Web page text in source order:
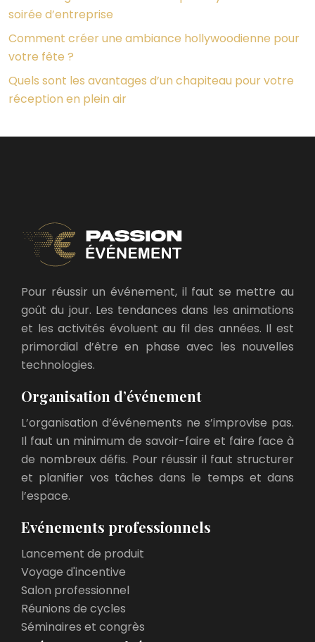
soirée d’entreprise
Comment créer une ambiance hollywoodienne pour
votre fête ?
Quels sont les avantages d’un chapiteau pour votre
réception en plein air
Pour réussir un événement, il faut se mettre au
goût du jour. Les tendances dans les animations
et les activités évoluent au fil des années. Il est
primordial d’être en phase avec les nouvelles
technologies.
Organisation d’événement
L’organisation d’événements ne s’improvise pas.
Il faut un minimum de savoir-faire et faire face à
de nombreux défis. Pour réussir il faut structurer
et planifier vos tâches dans le temps et dans
l’espace.
Evénements professionnels
Lancement de produit
Voyage d'incentive
Salon professionnel
Réunions de cycles
Séminaires et congrès